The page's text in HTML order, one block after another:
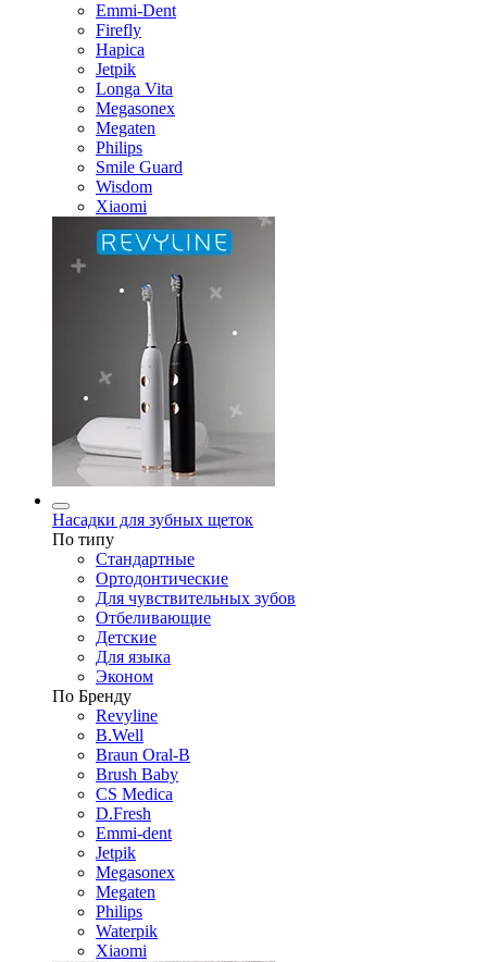
Emmi-Dent
Firefly
Hapica
Jetpik
Longa Vita
Megasonex
Megaten
Philips
Smile Guard
Wisdom
Xiaomi
Насадки для зубных щеток
По типу
Стандартные
Ортодонтические
Для чувствительных зубов
Отбеливающие
Детские
Для языка
Эконом
По Бренду
Revyline
B.Well
Braun Oral-B
Brush Baby
CS Medica
D.Fresh
Emmi-dent
Jetpik
Megasonex
Megaten
Philips
Waterpik
Xiaomi